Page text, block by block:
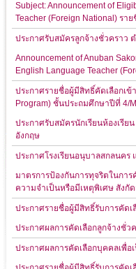
Subject: Announcement of
Teacher (Foreign National) รา
ประกาศรับสมัครลูกจ้างชั่วคราว
Announcement of Anuban
English Language Teacher
ประกาศรายชื่อผู้มีสิทธิ์คัดเลือกเข้
Program) ชั้นประถมศึกษาปีที่ 4/
ประกาศรับสมัครนักเรียนห้องเรี
อังกฤษ
ประกาศโรงเรียนอนุบาลสกลนค
มาตรการป้องกันการทุจริตในกา
ความจำเป็นหรือมีเหตุพิเศษ สัง
ประกาศรายชื่อผู้มีสิทธิ์รับการคัดเ
ประกาศผลการคัดเลือกลูกจ้างชั่ว
ประกาศผลการคัดเลือกบุคคลเพื่อ